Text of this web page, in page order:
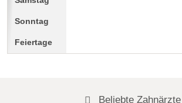
Beliebte Zahnärzte